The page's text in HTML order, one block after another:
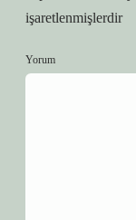
işaretlenmişlerdir
Yorum